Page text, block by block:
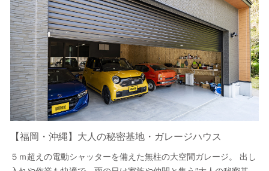
【福岡・沖縄】大人の秘密基地・ガレージハウス
５ｍ超えの電動シャッターを備えた無柱の大空間ガレージ。 出し